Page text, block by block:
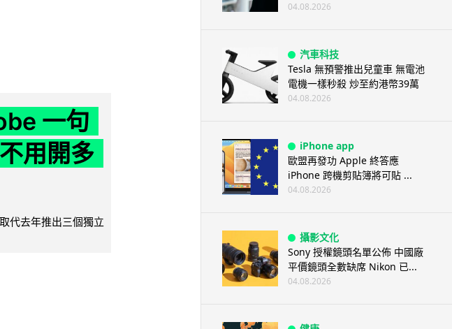
一句
用開多
代去年推出三個獨立
04.08.2026
汽車科技
Tesla 無預警推出兒童車 無電池
電機一樣秒殺 炒至約港幣39萬
04.08.2026
iPhone app
歐盟再發功 Apple 終答應
iPhone 跨機剪貼簿將可貼 ...
04.08.2026
攝影文化
Sony 授權鏡頭名單公佈 中國廠
平價鏡頭全數缺席 Nikon 已...
04.08.2026